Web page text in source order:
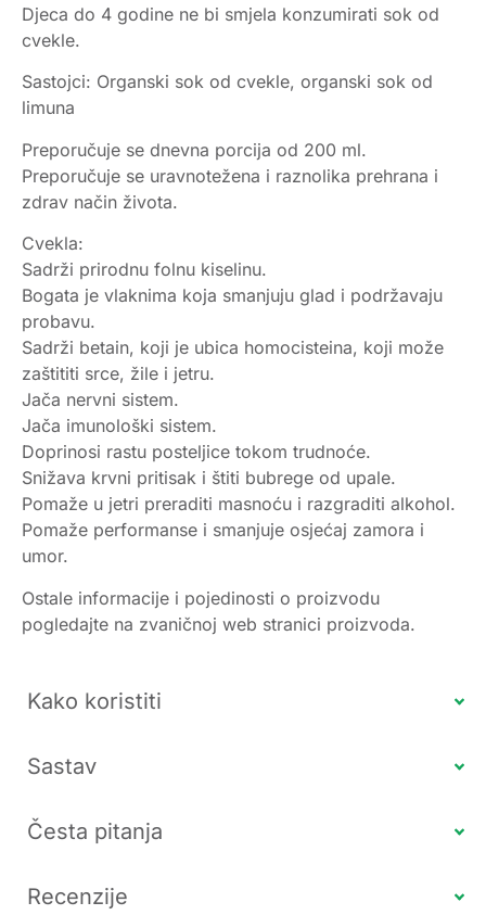
Djeca do 4 godine ne bi smjela konzumirati sok od
cvekle.
Sastojci: Organski sok od cvekle, organski sok od
limuna
Preporučuje se dnevna porcija od 200 ml.
Preporučuje se uravnotežena i raznolika prehrana i
zdrav način života.
Cvekla:
Sadrži prirodnu folnu kiselinu.
Bogata je vlaknima koja smanjuju glad i podržavaju
probavu.
Sadrži betain, koji je ubica homocisteina, koji može
zaštititi srce, žile i jetru.
Jača nervni sistem.
Jača imunološki sistem.
Doprinosi rastu posteljice tokom trudnoće.
Snižava krvni pritisak i štiti bubrege od upale.
Pomaže u jetri preraditi masnoću i razgraditi alkohol.
Pomaže performanse i smanjuje osjećaj zamora i
umor.
Ostale informacije i pojedinosti o proizvodu
pogledajte na zvaničnoj web stranici proizvoda.
Kako koristiti
Sastav
Česta pitanja
Recenzije